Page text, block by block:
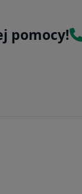
pomocy!